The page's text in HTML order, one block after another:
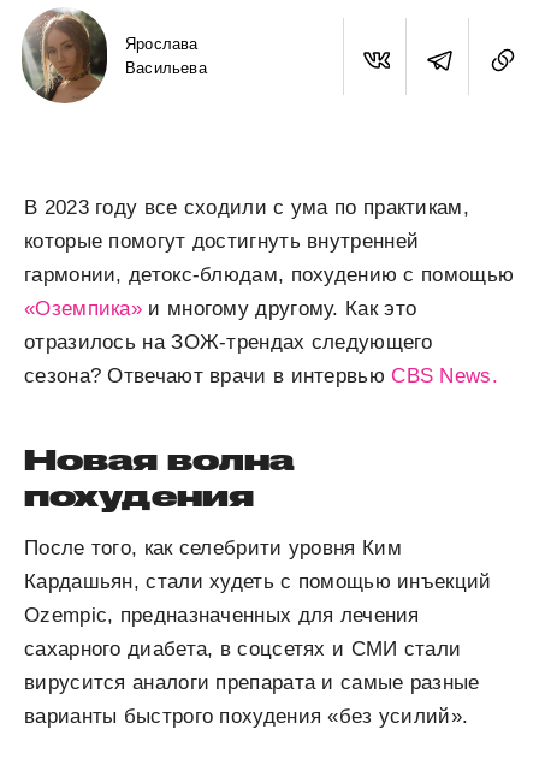
Ярослава
Васильева
В 2023 году все сходили с ума по практикам,
которые помогут достигнуть внутренней
гармонии, детокс-блюдам, похудению с помощью
«Оземпика» и многому другому. Как это
отразилось на ЗОЖ-трендах следующего
сезона? Отвечают врачи в интервью CBS News.
Новая волна
похудения
После того, как селебрити уровня Ким
Кардашьян, стали худеть с помощью инъекций
Ozempic, предназначенных для лечения
сахарного диабета, в соцсетях и СМИ стали
вирусится аналоги препарата и самые разные
варианты быстрого похудения «без усилий».